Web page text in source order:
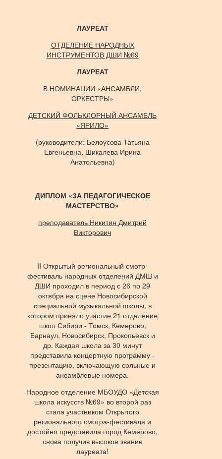
ЛАУРЕАТ
ОТДЕЛЕНИЕ НАРОДНЫХ
ИНСТРУМЕНТОВ ДШИ №69
ЛАУРЕАТ
В НОМИНАЦИИ «АНСАМБЛИ,
ОРКЕСТРЫ»
ДЕТСКИЙ ФОЛЬКЛОРНЫЙ АНСАМБЛЬ
«ЯРИЛО»
(руководители: Белоусова Татьяна
Евгеньевна, Шикалева Ирина
Анатольевна)
ДИПЛОМ «ЗА ПЕДАГОГИЧЕСКОЕ
МАСТЕРСТВО»
преподаватель Никитин Дмитрий
Викторович
II Открытый региональный смотр-
фестиваль народных отделений ДМШ и
ДШИ проходил в период с 26 по 29
октября на сцене Новосибирской
специальной музыкальной школы, в
котором приняло участие 21 отделение
школ Сибири - Томск, Кемерово,
Барнаул, Новосибирск, Прокопьевск и
др. Каждая школа за 30 минут
представила концертную программу -
презентацию, включающую сольные и
ансамблевые номера.
Народное отделение МБОУДО «Детская
школа искусств №69» во второй раз
стала участником Открытого
регионального смотра-фестиваля и
достойно представила город Кемерово,
снова получив высокое звание
лауреата!